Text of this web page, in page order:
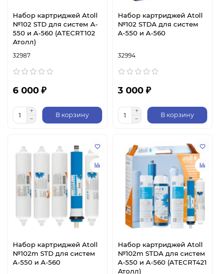
Набор картриджей Atoll
№102 STD для систем A-
550 и A-560 (ATECRT102
Атолл)
32987
6 000 ₽
В корзину
Набор картриджей Atoll
№102 STDA для систем
A-550 и A-560
32994
3 000 ₽
В корзину
Набор картриджей Atoll
№102m STD для систем
A-550 и A-560
Набор картриджей Atoll
№102m STDA для систем
A-550 и A-560 (ATECRT421
Атолл)